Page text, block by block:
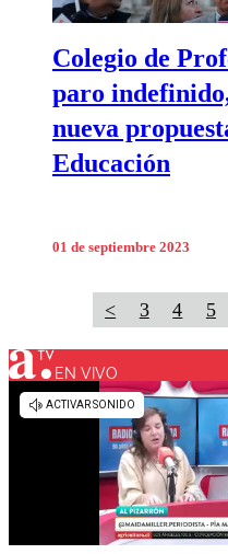
Colegio de
paro
nueva
Educación
01 de septiembre 2023
< 3 4 5
EN VIVO